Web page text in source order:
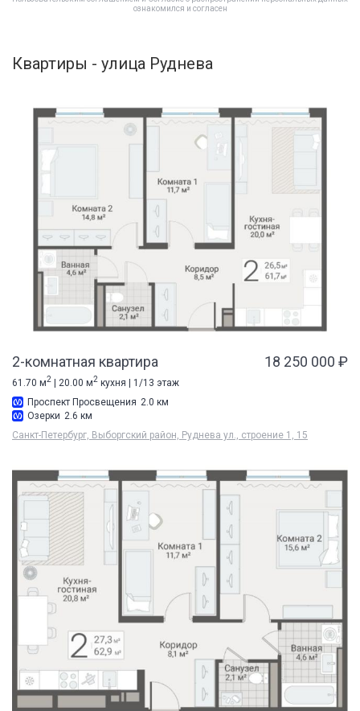
ознакомился и согласен
Квартиры - улица Руднева
2-комнатная квартира 18 250 000 ₽
61.70 м2 | 20.00 м2 кухня | 1/13 этаж
Проспект Просвещения 2.0 км
Озерки 2.6 км
Санкт-Петербург, Выборгский район, Руднева ул., строение 1, 15